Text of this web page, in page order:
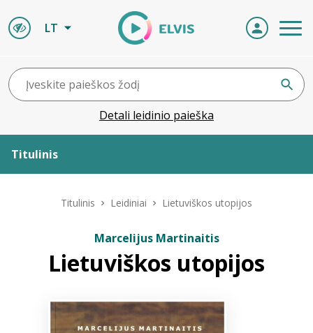
LT
Detali leidinio paieška
Titulinis
ELVIS atvyksta
Naujienos
Titulinis Leidiniai Lietuviškos utopijos
Marcelijus Martinaitis
Lietuviškos utopijos